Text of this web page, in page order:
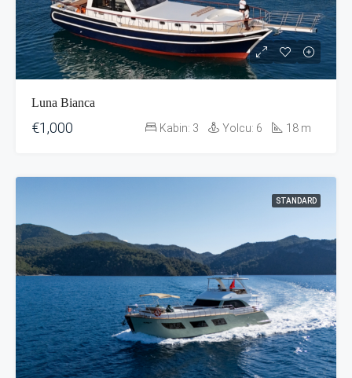
Luna Bianca
€1,000 Kabin: 3 Yolcu: 6 18 m
STANDARD